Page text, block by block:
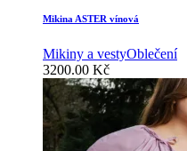
má
variant.
Možnosti
lze
vybrat
na
stránce
produktu
Mikina ASTER vínová
Mikiny a vestyOblečení
3200.00 Kč